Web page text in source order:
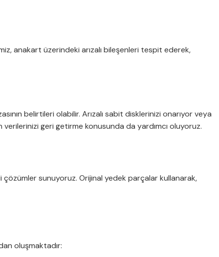
anakart üzerindeki arızalı bileşenleri tespit ederek,
belirtileri olabilir. Arızalı sabit disklerinizi onarıyor veya
verilerinizi geri getirme konusunda da yardımcı oluyoruz.
çözümler sunuyoruz. Orijinal yedek parçalar kullanarak,
oluşmaktadır: